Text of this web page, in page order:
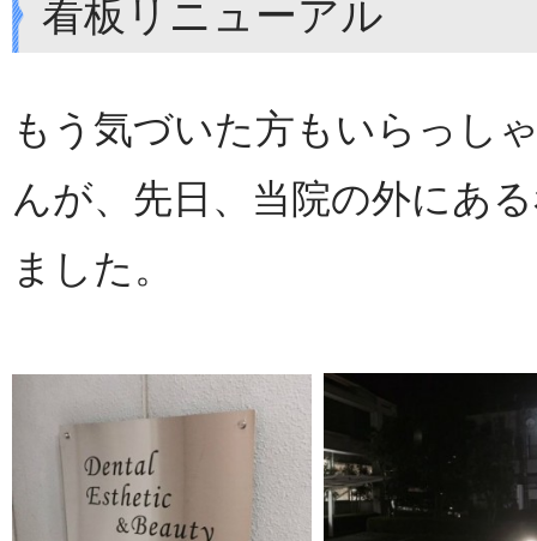
看板リニューアル
もう気づいた方もいらっし
んが、先日、当院の外にあ
ました。